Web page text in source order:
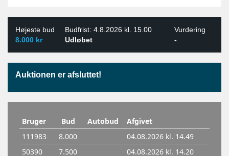
Højeste bud Budfrist: 4.8.2026 kl. 15.00
Vurdering
8.000 kr
Udløbet -
Auktionen er afsluttet!